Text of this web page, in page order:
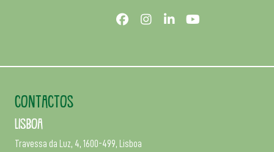
CONTACTOS
Lisboa
Travessa da Luz, 4, 1600-499, Lisboa